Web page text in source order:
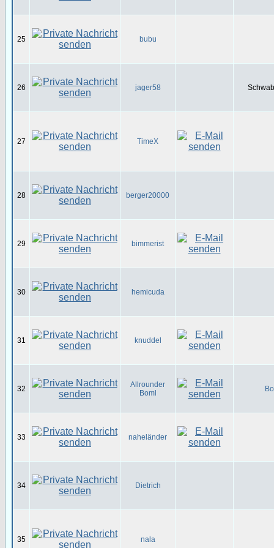
25 bubu
26 jager58
27 TimeX
28 berger20000
29 bimmerist
30 hemicuda
31 knuddel
32
Allrounder
Boml
33 naheländer
34 Dietrich
35 nala